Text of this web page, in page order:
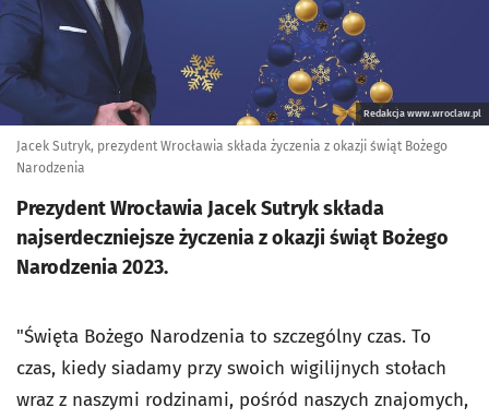
Redakcja www.wroclaw.pl
Jacek Sutryk, prezydent Wrocławia składa życzenia z okazji świąt Bożego
Narodzenia
Prezydent Wrocławia Jacek Sutryk składa
najserdeczniejsze życzenia z okazji świąt Bożego
Narodzenia 2023.
"Święta Bożego Narodzenia to szczególny czas. To
czas, kiedy siadamy przy swoich wigilijnych stołach
wraz z naszymi rodzinami, pośród naszych znajomych,